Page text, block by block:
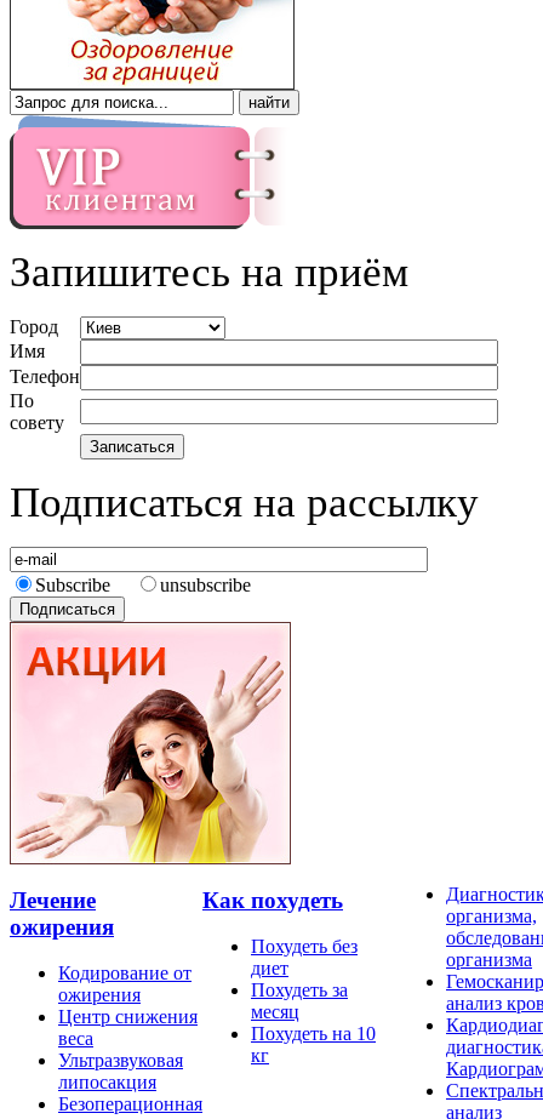
Запишитесь на приём
Город
Имя
Телефон
По
совету
Подписаться на рассылку
Subscribe unsubscribe
Лечение
ожирения
Кодирование от
ожирения
Центр снижения
веса
Ультразвуковая
липосакция
Безоперационная
Как похудеть
Похудеть без
диет
Похудеть за
месяц
Похудеть на 10
кг
организма,
организма
анализ
анализ